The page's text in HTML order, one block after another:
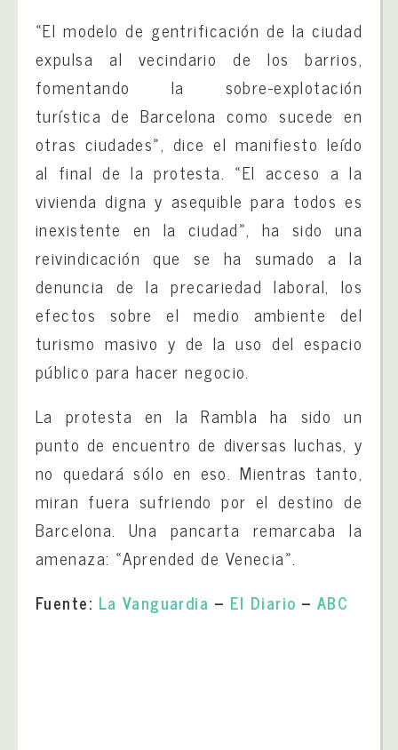
«El modelo de gentrificación de la ciudad
expulsa al vecindario de los barrios,
fomentando la sobre-explotación
turística de Barcelona como sucede en
otras ciudades», dice el manifiesto leído
al final de la protesta. «El acceso a la
vivienda digna y asequible para todos es
inexistente en la ciudad», ha sido una
reivindicación que se ha sumado a la
denuncia de la precariedad laboral, los
efectos sobre el medio ambiente del
turismo masivo y de la uso del espacio
público para hacer negocio.
La protesta en la Rambla ha sido un
punto de encuentro de diversas luchas, y
no quedará sólo en eso. Mientras tanto,
miran fuera sufriendo por el destino de
Barcelona. Una pancarta remarcaba la
amenaza: «Aprended de Venecia».
Fuente: La Vanguardia – El Diario – ABC